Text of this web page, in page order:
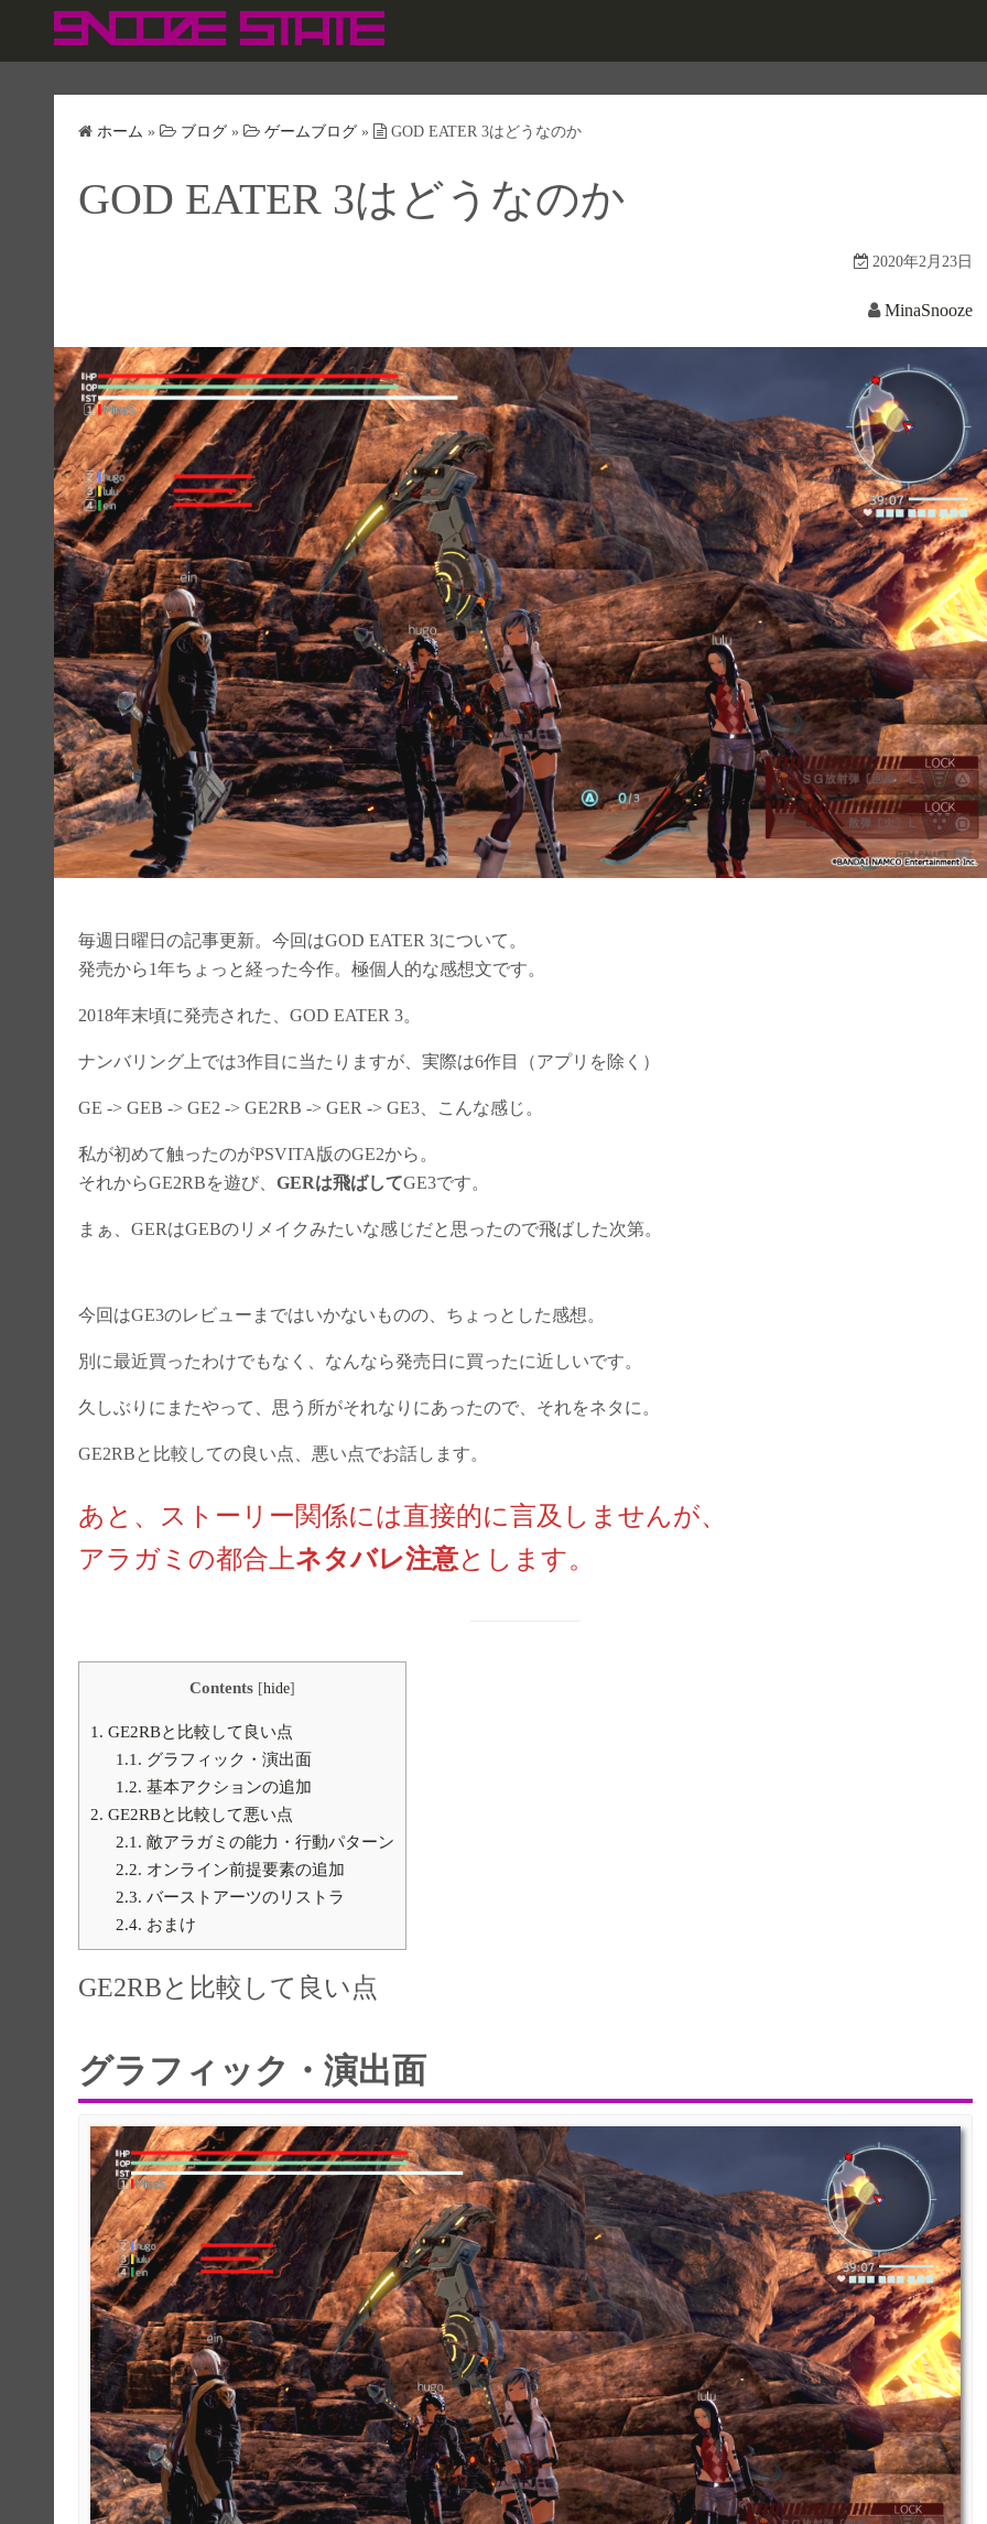
ホーム » ブログ » ゲームブログ » GOD EATER 3はどうなのか
GOD EATER 3はどうなのか
2020年2月23日
MinaSnooze
毎週日曜日の記事更新。今回はGOD EATER 3について。
発売から1年ちょっと経った今作。極個人的な感想文です。
2018年末頃に発売された、GOD EATER 3。
ナンバリング上では3作目に当たりますが、実際は6作目（アプリを除く）
GE -> GEB -> GE2 -> GE2RB -> GER -> GE3、こんな感じ。
私が初めて触ったのがPSVITA版のGE2から。
それからGE2RBを遊び、 GERは飛ばしてGE3です。
まぁ、GERはGEBのリメイクみたいな感じだと思ったので飛ばした次第。
今回はGE3のレビューまではいかないものの、ちょっとした感想。
別に最近買ったわけでもなく、なんなら発売日に買ったに近しいです。
久しぶりにまたやって、思う所がそれなりにあったので、それをネタに。
GE2RBと比較しての良い点、悪い点でお話します。
あと、ストーリー関係には直接的に言及しませんが、
アラガミの都合上ネタバレ注意とします。
Contents [hide]
1. GE2RBと比較して良い点
1.1. グラフィック・演出面
1.2. 基本アクションの追加
2. GE2RBと比較して悪い点
2.1. 敵アラガミの能力・行動パターン
2.2. オンライン前提要素の追加
2.3. バーストアーツのリストラ
2.4. おまけ
GE2RBと比較して良い点
グラフィック・演出面